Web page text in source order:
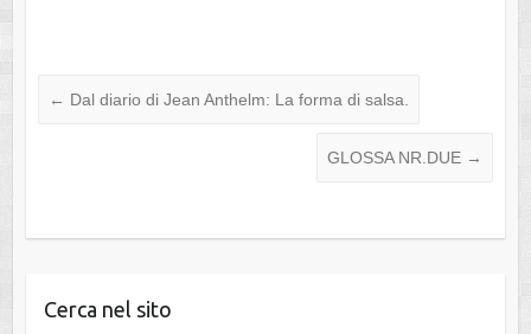
← Dal diario di Jean Anthelm: La forma di salsa.
GLOSSA NR.DUE →
Cerca nel sito